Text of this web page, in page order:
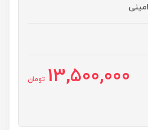
13,500,000 تومان